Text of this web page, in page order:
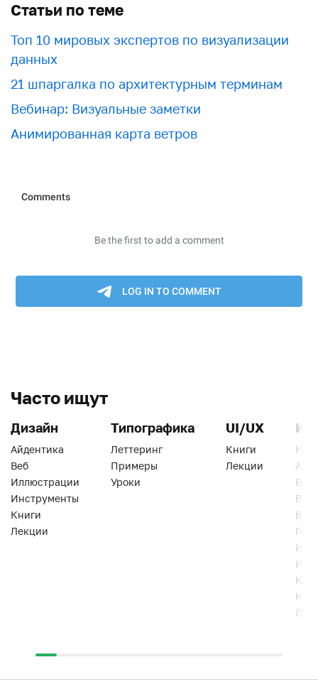
Статьи по теме
Топ 10 мировых экспертов по визуализации
данных
21 шпаргалка по архитектурным терминам
Вебинар: Визуальные заметки
Анимированная карта ветров
Часто ищут
Дизайн
Айдентика
Веб
Иллюстрации
Инструменты
Книги
Лекции
Типографика
Леттеринг
Примеры
Уроки
UI/UX
Книги
Лекции
Веб